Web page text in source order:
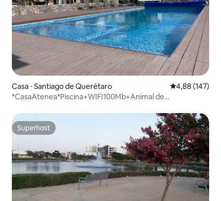
Casa ⋅ Santiago de Querétaro 4,88 de uma
4,88 (147)
*CasaAtenea*Piscina+WIFI100Mb+Animal de
Superhost
Superhost